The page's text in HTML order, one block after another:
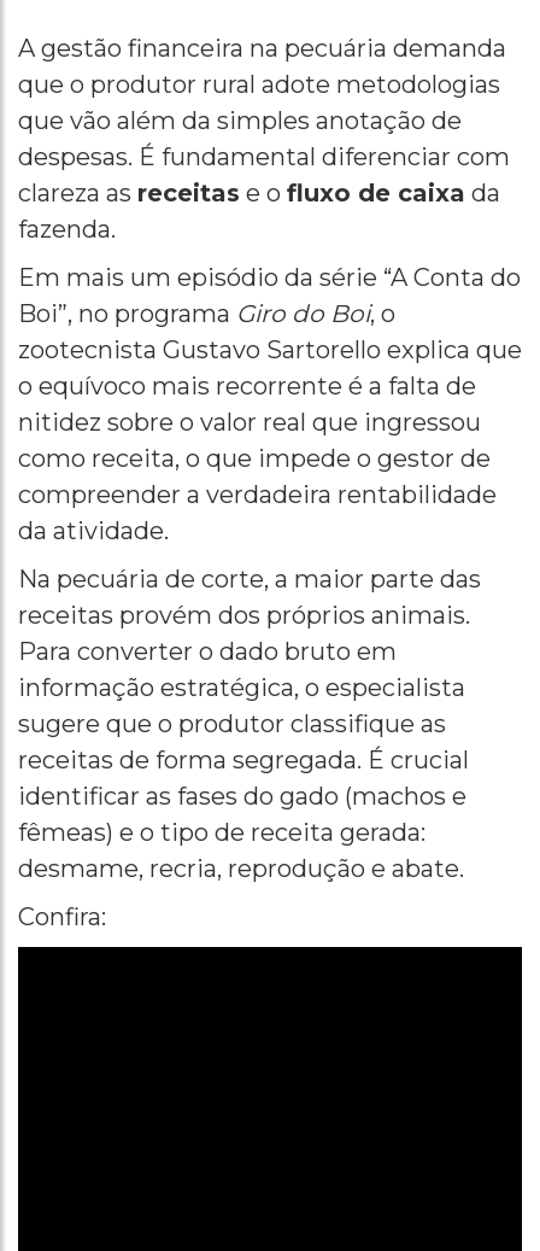
A gestão financeira na pecuária demanda
que o produtor rural adote metodologias
que vão além da simples anotação de
despesas. É fundamental diferenciar com
clareza as receitas e o fluxo de caixa da
fazenda.
Em mais um episódio da série “A Conta do
Boi”, no programa Giro do Boi, o
zootecnista Gustavo Sartorello explica que
o equívoco mais recorrente é a falta de
nitidez sobre o valor real que ingressou
como receita, o que impede o gestor de
compreender a verdadeira rentabilidade
da atividade.
Na pecuária de corte, a maior parte das
receitas provém dos próprios animais.
Para converter o dado bruto em
informação estratégica, o especialista
sugere que o produtor classifique as
receitas de forma segregada. É crucial
identificar as fases do gado (machos e
fêmeas) e o tipo de receita gerada:
desmame, recria, reprodução e abate.
Confira: